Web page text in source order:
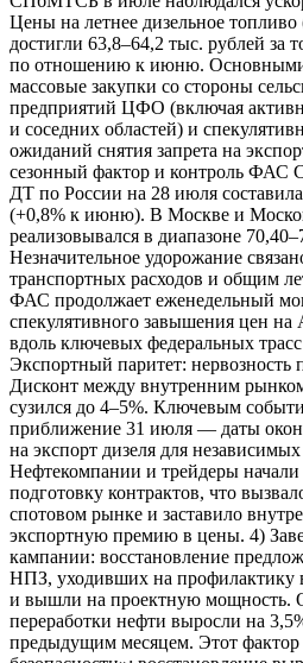
Цены на летнее дизельное
достигли 63,8–64,2 тыс. рублей за
по отношению к июню. Основными
массовые закупки со стороны
предприятий ЦФО (включая
и соседних областей) и
ожиданий снятия запрета на
сезонный фактор и контроль ФАС
ДТ по России на 28 июля
(+0,8% к июню). В Москве и
реализовывался в диапазоне
Незначительное удорожание
транспортных расходов и общим
ФАС продолжает еженедельный
спекулятивного завышения цен
вдоль ключевых федеральных
Экспортный паритет: нервозность
Дисконт между внутренним
сузился до 4–5%. Ключевым
приближение 31 июля — даты
на экспорт дизеля для
Нефтекомпании и трейдеры
подготовку контрактов, что
спотовом рынке и заставило
экспортную премию в цены. 4)
кампании: восстановление
НПЗ, уходивших на профилактику
и вышли на проектную мощность.
переработки нефти выросли на
предыдущим месяцем. Этот